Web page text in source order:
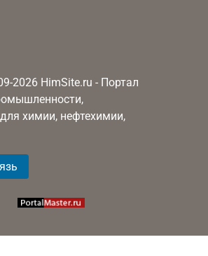
2026 HimSite.ru - Портал
химии, нефтехимии,